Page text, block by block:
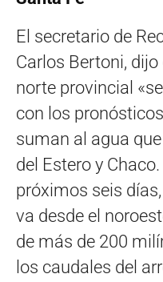
El secretario de
Carlos Bertoni,
norte provincial
con los
suman al agua
del Estero y
próximos seis
va desde el
de más de 200
los caudales del